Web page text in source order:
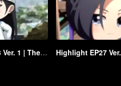
Highlight EP28 Ver. 1 | The Founder of Diabolism Q